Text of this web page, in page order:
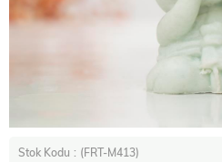
Stok Kodu (FRT-M413)